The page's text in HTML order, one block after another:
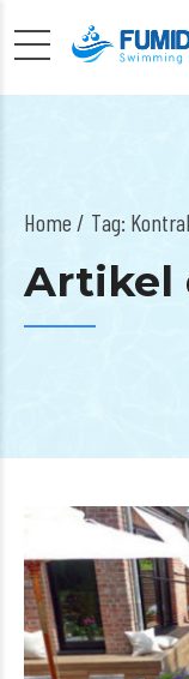
Home Tag:
Artikel